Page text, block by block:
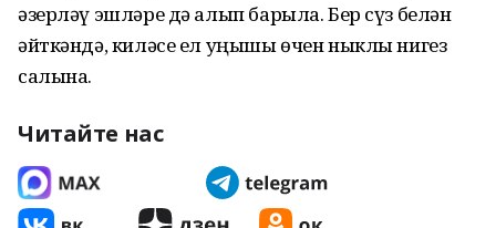
әзерләү эшләре дә алып барыла. Бер сүз белән
әйткәндә, киләсе ел уңышы өчен ныклы нигез
салына.
Читайте нас